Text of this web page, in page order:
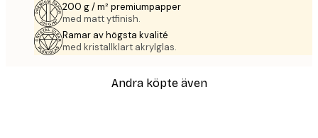
200 g / m² premiumpapper
med matt ytfinish.
Ramar av högsta kvalité
med kristallklart akrylglas.
Andra köpte även